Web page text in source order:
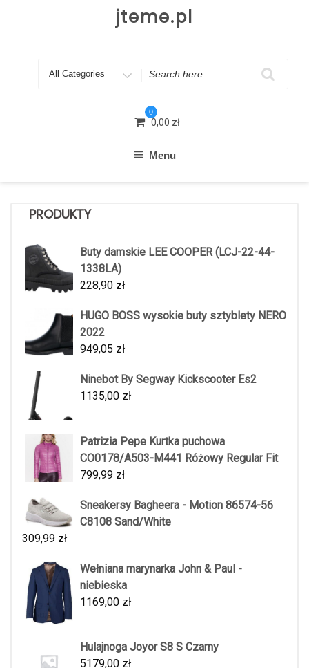
jteme.pl
Search
0
0,00 zł
Menu
PRODUKTY
Buty damskie LEE COOPER (LCJ-22-44-
1338LA)
228,90 zł
HUGO BOSS wysokie buty sztyblety NERO
2022
949,05 zł
Ninebot By Segway Kickscooter Es2
1135,00 zł
Patrizia Pepe Kurtka puchowa
CO0178/A503-M441 Różowy Regular Fit
799,99 zł
Sneakersy Bagheera - Motion 86574-56
C8108 Sand/White
309,99 zł
Wełniana marynarka John & Paul -
niebieska
1169,00 zł
Hulajnoga Joyor S8 S Czarny
5179,00 zł